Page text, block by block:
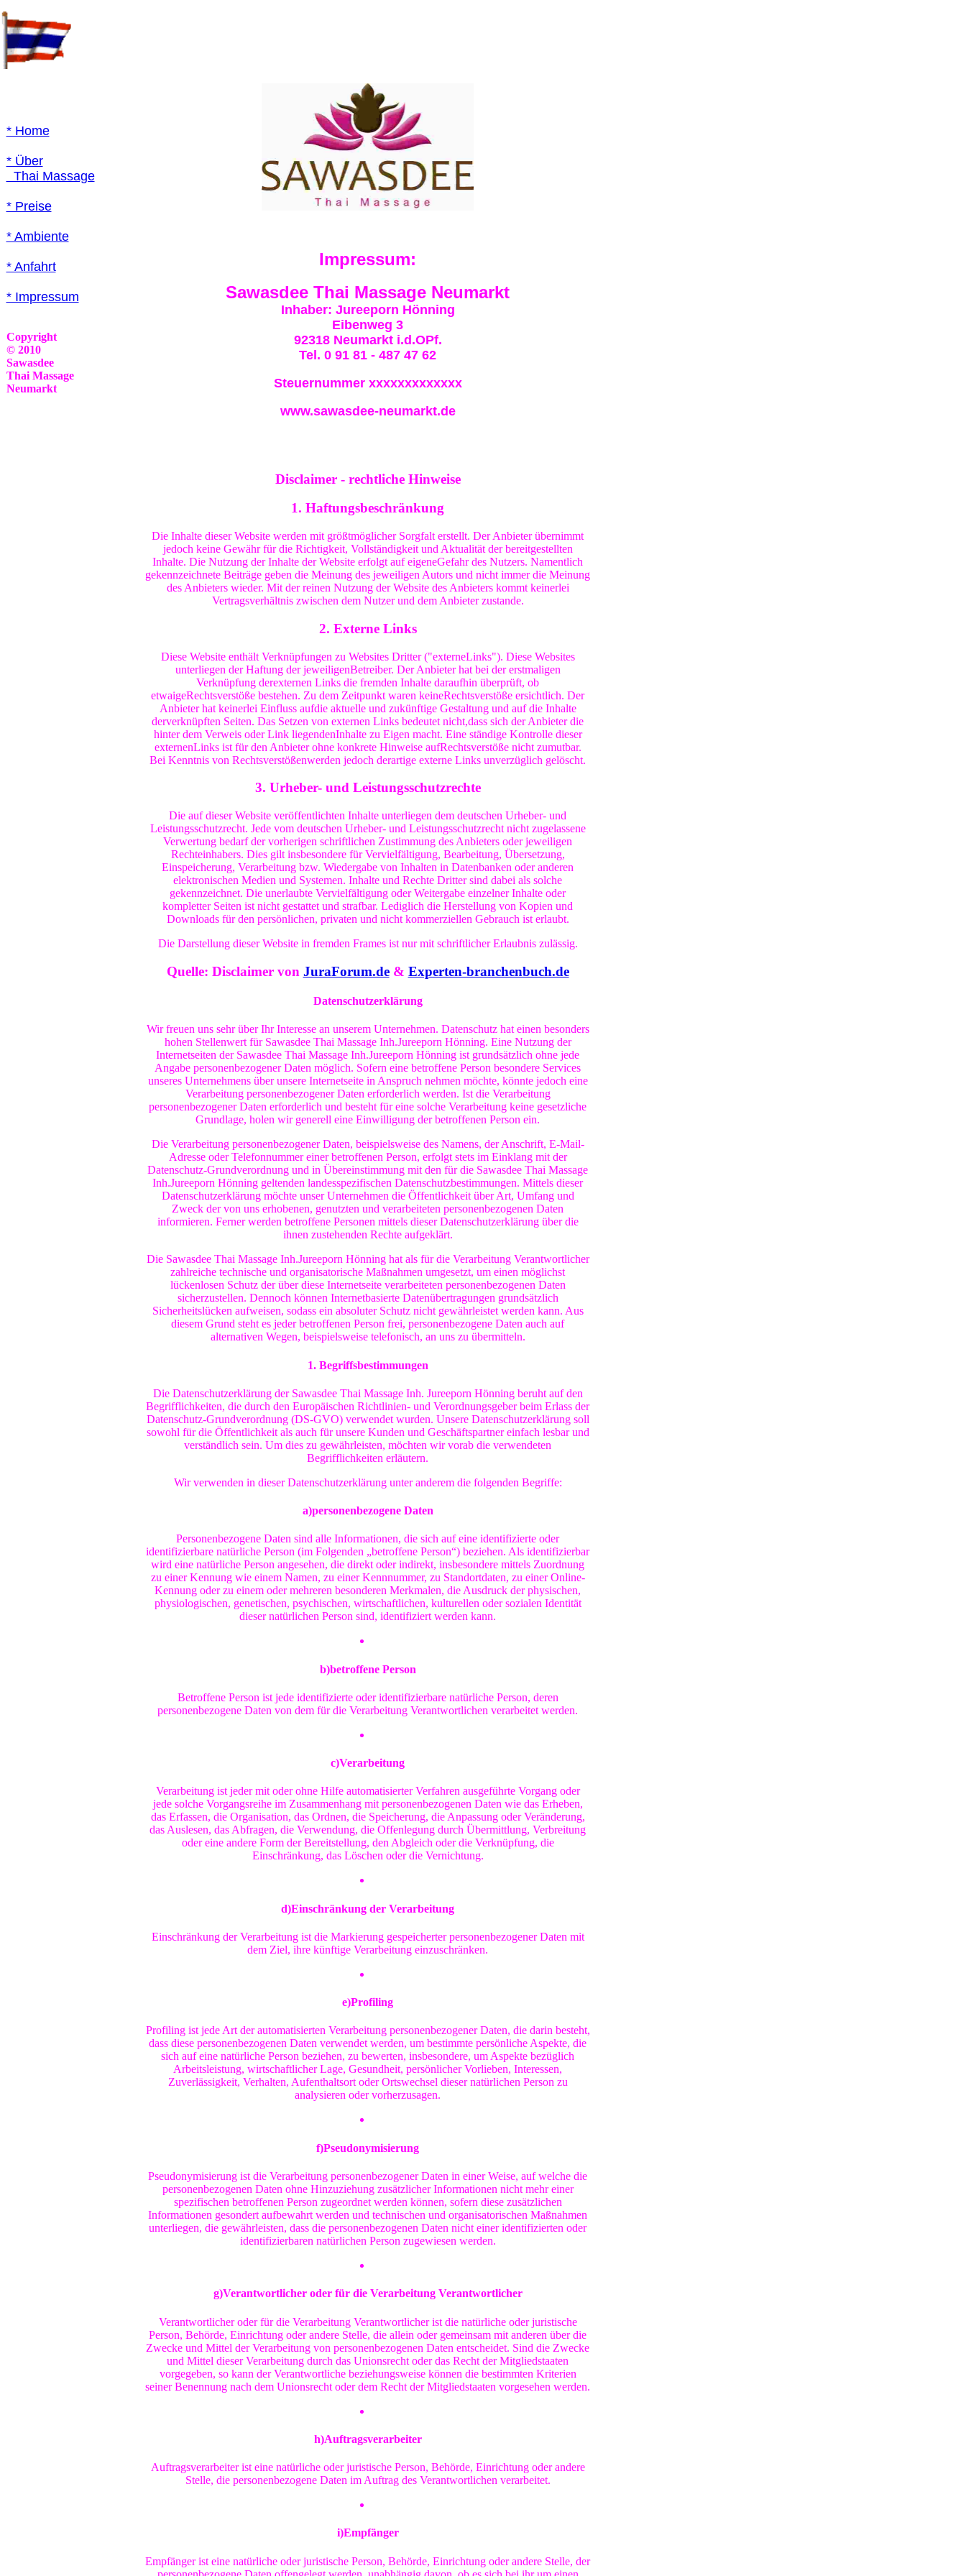
* Home
* Über
Thai Massage
* Preise
* Ambiente
* Anfahrt
* Impressum
Copyright
© 2010
Sawasdee
Thai Massage
Neumarkt
Impressum:
Sawasdee Thai Massage Neumarkt
Inhaber: Jureeporn Hönning
Eibenweg 3
92318 Neumarkt i.d.OPf.
Tel. 0 91 81 - 487 47 62
Steuernummer xxxxxxxxxxxxx
www.sawasdee-neumarkt.de
Disclaimer - rechtliche Hinweise
1. Haftungsbeschränkung
Die Inhalte dieser Website werden mit größtmöglicher Sorgfalt erstellt. Der Anbieter übernimmt
jedoch keine Gewähr für die Richtigkeit, Vollständigkeit und Aktualität der bereitgestellten
Inhalte. Die Nutzung der Inhalte der Website erfolgt auf eigeneGefahr des Nutzers. Namentlich
gekennzeichnete Beiträge geben die Meinung des jeweiligen Autors und nicht immer die Meinung
des Anbieters wieder. Mit der reinen Nutzung der Website des Anbieters kommt keinerlei
Vertragsverhältnis zwischen dem Nutzer und dem Anbieter zustande.
2. Externe Links
Diese Website enthält Verknüpfungen zu Websites Dritter ("externeLinks"). Diese Websites
unterliegen der Haftung der jeweiligenBetreiber. Der Anbieter hat bei der erstmaligen
Verknüpfung derexternen Links die fremden Inhalte daraufhin überprüft, ob
etwaigeRechtsverstöße bestehen. Zu dem Zeitpunkt waren keineRechtsverstöße ersichtlich. Der
Anbieter hat keinerlei Einfluss aufdie aktuelle und zukünftige Gestaltung und auf die Inhalte
derverknüpften Seiten. Das Setzen von externen Links bedeutet nicht,dass sich der Anbieter die
hinter dem Verweis oder Link liegendenInhalte zu Eigen macht. Eine ständige Kontrolle dieser
externenLinks ist für den Anbieter ohne konkrete Hinweise aufRechtsverstöße nicht zumutbar.
Bei Kenntnis von Rechtsverstößenwerden jedoch derartige externe Links unverzüglich gelöscht.
3. Urheber- und Leistungsschutzrechte
Die auf dieser Website veröffentlichten Inhalte unterliegen dem deutschen Urheber- und
Leistungsschutzrecht. Jede vom deutschen Urheber- und Leistungsschutzrecht nicht zugelassene
Verwertung bedarf der vorherigen schriftlichen Zustimmung des Anbieters oder jeweiligen
Rechteinhabers. Dies gilt insbesondere für Vervielfältigung, Bearbeitung, Übersetzung,
Einspeicherung, Verarbeitung bzw. Wiedergabe von Inhalten in Datenbanken oder anderen
elektronischen Medien und Systemen. Inhalte und Rechte Dritter sind dabei als solche
gekennzeichnet. Die unerlaubte Vervielfältigung oder Weitergabe einzelner Inhalte oder
kompletter Seiten ist nicht gestattet und strafbar. Lediglich die Herstellung von Kopien und
Downloads für den persönlichen, privaten und nicht kommerziellen Gebrauch ist erlaubt.
Die Darstellung dieser Website in fremden Frames ist nur mit schriftlicher Erlaubnis zulässig.
Quelle: Disclaimer von JuraForum.de& Experten-branchenbuch.de
Datenschutzerklärung
Wir freuen uns sehr über Ihr Interesse an unserem Unternehmen. Datenschutz hat einen besonders
hohen Stellenwert für Sawasdee Thai Massage Inh.Jureeporn Hönning. Eine Nutzung der
Internetseiten der Sawasdee Thai Massage Inh.Jureeporn Hönning ist grundsätzlich ohne jede
Angabe personenbezogener Daten möglich. Sofern eine betroffene Person besondere Services
unseres Unternehmens über unsere Internetseite in Anspruch nehmen möchte, könnte jedoch eine
Verarbeitung personenbezogener Daten erforderlich werden. Ist die Verarbeitung
personenbezogener Daten erforderlich und besteht für eine solche Verarbeitung keine gesetzliche
Grundlage, holen wir generell eine Einwilligung der betroffenen Person ein.
Die Verarbeitung personenbezogener Daten, beispielsweise des Namens, der Anschrift, E-Mail-
Adresse oder Telefonnummer einer betroffenen Person, erfolgt stets im Einklang mit der
Datenschutz-Grundverordnung und in Übereinstimmung mit den für die Sawasdee Thai Massage
Inh.Jureeporn Hönning geltenden landesspezifischen Datenschutzbestimmungen. Mittels dieser
Datenschutzerklärung möchte unser Unternehmen die Öffentlichkeit über Art, Umfang und
Zweck der von uns erhobenen, genutzten und verarbeiteten personenbezogenen Daten
informieren. Ferner werden betroffene Personen mittels dieser Datenschutzerklärung über die
ihnen zustehenden Rechte aufgeklärt.
Die Sawasdee Thai Massage Inh.Jureeporn Hönning hat als für die Verarbeitung Verantwortlicher
zahlreiche technische und organisatorische Maßnahmen umgesetzt, um einen möglichst
lückenlosen Schutz der über diese Internetseite verarbeiteten personenbezogenen Daten
sicherzustellen. Dennoch können Internetbasierte Datenübertragungen grundsätzlich
Sicherheitslücken aufweisen, sodass ein absoluter Schutz nicht gewährleistet werden kann. Aus
diesem Grund steht es jeder betroffenen Person frei, personenbezogene Daten auch auf
alternativen Wegen, beispielsweise telefonisch, an uns zu übermitteln.
1. Begriffsbestimmungen
Die Datenschutzerklärung der Sawasdee Thai Massage Inh. Jureeporn Hönning beruht auf den
Begrifflichkeiten, die durch den Europäischen Richtlinien- und Verordnungsgeber beim Erlass der
Datenschutz-Grundverordnung (DS-GVO) verwendet wurden. Unsere Datenschutzerklärung soll
sowohl für die Öffentlichkeit als auch für unsere Kunden und Geschäftspartner einfach lesbar und
verständlich sein. Um dies zu gewährleisten, möchten wir vorab die verwendeten
Begrifflichkeiten erläutern.
Wir verwenden in dieser Datenschutzerklärung unter anderem die folgenden Begriffe:
a)personenbezogene Daten
Personenbezogene Daten sind alle Informationen, die sich auf eine identifizierte oder
identifizierbare natürliche Person (im Folgenden „betroffene Person“) beziehen. Als identifizierbar
wird eine natürliche Person angesehen, die direkt oder indirekt, insbesondere mittels Zuordnung
zu einer Kennung wie einem Namen, zu einer Kennnummer, zu Standortdaten, zu einer Online-
Kennung oder zu einem oder mehreren besonderen Merkmalen, die Ausdruck der physischen,
physiologischen, genetischen, psychischen, wirtschaftlichen, kulturellen oder sozialen Identität
dieser natürlichen Person sind, identifiziert werden kann.
b)betroffene Person
Betroffene Person ist jede identifizierte oder identifizierbare natürliche Person, deren
personenbezogene Daten von dem für die Verarbeitung Verantwortlichen verarbeitet werden.
c)Verarbeitung
Verarbeitung ist jeder mit oder ohne Hilfe automatisierter Verfahren ausgeführte Vorgang oder
jede solche Vorgangsreihe im Zusammenhang mit personenbezogenen Daten wie das Erheben,
das Erfassen, die Organisation, das Ordnen, die Speicherung, die Anpassung oder Veränderung,
das Auslesen, das Abfragen, die Verwendung, die Offenlegung durch Übermittlung, Verbreitung
oder eine andere Form der Bereitstellung, den Abgleich oder die Verknüpfung, die
Einschränkung, das Löschen oder die Vernichtung.
d)Einschränkung der Verarbeitung
Einschränkung der Verarbeitung ist die Markierung gespeicherter personenbezogener Daten mit
dem Ziel, ihre künftige Verarbeitung einzuschränken.
e)Profiling
Profiling ist jede Art der automatisierten Verarbeitung personenbezogener Daten, die darin besteht,
dass diese personenbezogenen Daten verwendet werden, um bestimmte persönliche Aspekte, die
sich auf eine natürliche Person beziehen, zu bewerten, insbesondere, um Aspekte bezüglich
Arbeitsleistung, wirtschaftlicher Lage, Gesundheit, persönlicher Vorlieben, Interessen,
Zuverlässigkeit, Verhalten, Aufenthaltsort oder Ortswechsel dieser natürlichen Person zu
analysieren oder vorherzusagen.
f)Pseudonymisierung
Pseudonymisierung ist die Verarbeitung personenbezogener Daten in einer Weise, auf welche die
personenbezogenen Daten ohne Hinzuziehung zusätzlicher Informationen nicht mehr einer
spezifischen betroffenen Person zugeordnet werden können, sofern diese zusätzlichen
Informationen gesondert aufbewahrt werden und technischen und organisatorischen Maßnahmen
unterliegen, die gewährleisten, dass die personenbezogenen Daten nicht einer identifizierten oder
identifizierbaren natürlichen Person zugewiesen werden.
g)Verantwortlicher oder für die Verarbeitung Verantwortlicher
Verantwortlicher oder für die Verarbeitung Verantwortlicher ist die natürliche oder juristische
Person, Behörde, Einrichtung oder andere Stelle, die allein oder gemeinsam mit anderen über die
Zwecke und Mittel der Verarbeitung von personenbezogenen Daten entscheidet. Sind die Zwecke
und Mittel dieser Verarbeitung durch das Unionsrecht oder das Recht der Mitgliedstaaten
vorgegeben, so kann der Verantwortliche beziehungsweise können die bestimmten Kriterien
seiner Benennung nach dem Unionsrecht oder dem Recht der Mitgliedstaaten vorgesehen werden.
h)Auftragsverarbeiter
Auftragsverarbeiter ist eine natürliche oder juristische Person, Behörde, Einrichtung oder andere
Stelle, die personenbezogene Daten im Auftrag des Verantwortlichen verarbeitet.
i)Empfänger
Empfänger ist eine natürliche oder juristische Person, Behörde, Einrichtung oder andere Stelle, der